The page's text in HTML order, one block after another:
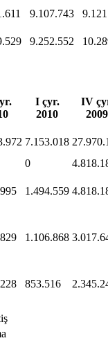
9.107.743
9.252.552
I çyr.
2010
IV
2009
7.153.018
0
1.494.559
1.106.868
853.516